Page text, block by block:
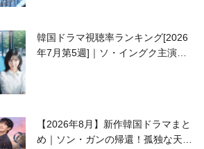
韓国ドラマ視聴率ランキング[2026
年7月第5週]｜ソ・イングク主演の
【2026年8月】新作韓国ドラマまと
め｜ソン・ガンの帰還！孤独な天才